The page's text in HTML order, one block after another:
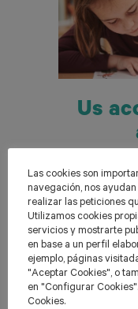
Us
Tallers
d’àmbit
Las cookies son
navegación, nos
realizar las peticiones
Utilizamos cookies
servicios y mostrarte
en base a un perfil
ejemplo, páginas
"Aceptar Cookies", o
en "Configurar
Cookies.